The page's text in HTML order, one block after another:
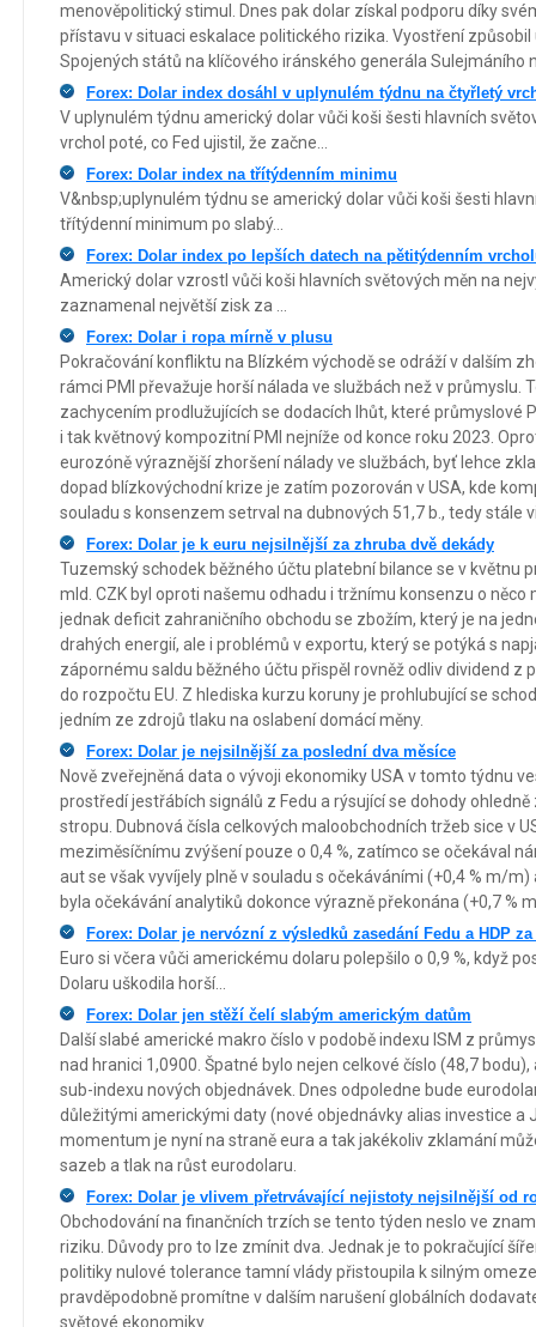
menověpolitický stimul. Dnes pak dolar získal podporu díky
přístavu v situaci eskalace politického rizika. Vyostření
Spojených států na klíčového iránského generála Sulejmáního
Forex: Dolar index dosáhl v uplynulém týdnu na čtyřletý
V uplynulém týdnu americký dolar vůči koši šesti hlavních
vrchol poté, co Fed ujistil, že začne...
Forex: Dolar index na třítýdenním minimu
V&nbsp;uplynulém týdnu se americký dolar vůči koši šesti
třítýdenní minimum po slabý...
Forex: Dolar index po lepších datech na pětitýdenním
Americký dolar vzrostl vůči koši hlavních světových měn na
zaznamenal největší zisk za ...
Forex: Dolar i ropa mírně v plusu
Pokračování konfliktu na Blízkém východě se odráží v dalším
rámci PMI převažuje horší nálada ve službách než v průmyslu.
zachycením prodlužujících se dodacích lhůt, které průmyslové
i tak květnový kompozitní PMI nejníže od konce roku 2023.
eurozóně výraznější zhoršení nálady ve službách, byť lehce
dopad blízkovýchodní krize je zatím pozorován v USA, kde
souladu s konsenzem setrval na dubnových 51,7 b., tedy stále
Forex: Dolar je k euru nejsilnější za zhruba dvě dekády
Tuzemský schodek běžného účtu platební bilance se v květnu
mld. CZK byl oproti našemu odhadu i tržnímu konsenzu o něco
jednak deficit zahraničního obchodu se zbožím, který je na
drahých energií, ale i problémů v exportu, který se potýká s
zápornému saldu běžného účtu přispěl rovněž odliv dividend z
do rozpočtu EU. Z hlediska kurzu koruny je prohlubující se
jedním ze zdrojů tlaku na oslabení domácí měny.
Forex: Dolar je nejsilnější za poslední dva měsíce
Nově zveřejněná data o vývoji ekonomiky USA v tomto týdnu
prostředí jestřábích signálů z Fedu a rýsující se dohody
stropu. Dubnová čísla celkových maloobchodních tržeb sice v
meziměsíčnímu zvýšení pouze o 0,4 %, zatímco se očekával
aut se však vyvíjely plně v souladu s očekáváními (+0,4 % m/
byla očekávání analytiků dokonce výrazně překonána (+0,7 %
Forex: Dolar je nervózní z výsledků zasedání Fedu a HDP za
Euro si včera vůči americkému dolaru polepšilo o 0,9 %, když
Dolaru uškodila horší...
Forex: Dolar jen stěží čelí slabým americkým datům
Další slabé americké makro číslo v podobě indexu ISM z
nad hranici 1,0900. Špatné bylo nejen celkové číslo (48,7
sub-indexu nových objednávek. Dnes odpoledne bude
důležitými americkými daty (nové objednávky alias investice a
momentum je nyní na straně eura a tak jakékoliv zklamání
sazeb a tlak na růst eurodolaru.
Forex: Dolar je vlivem přetrvávající nejistoty nejsilnější od
Obchodování na finančních trzích se tento týden neslo ve
riziku. Důvody pro to lze zmínit dva. Jednak je to pokračující
politiky nulové tolerance tamní vlády přistoupila k silným
pravděpodobně promítne v dalším narušení globálních
světové ekonomiky.